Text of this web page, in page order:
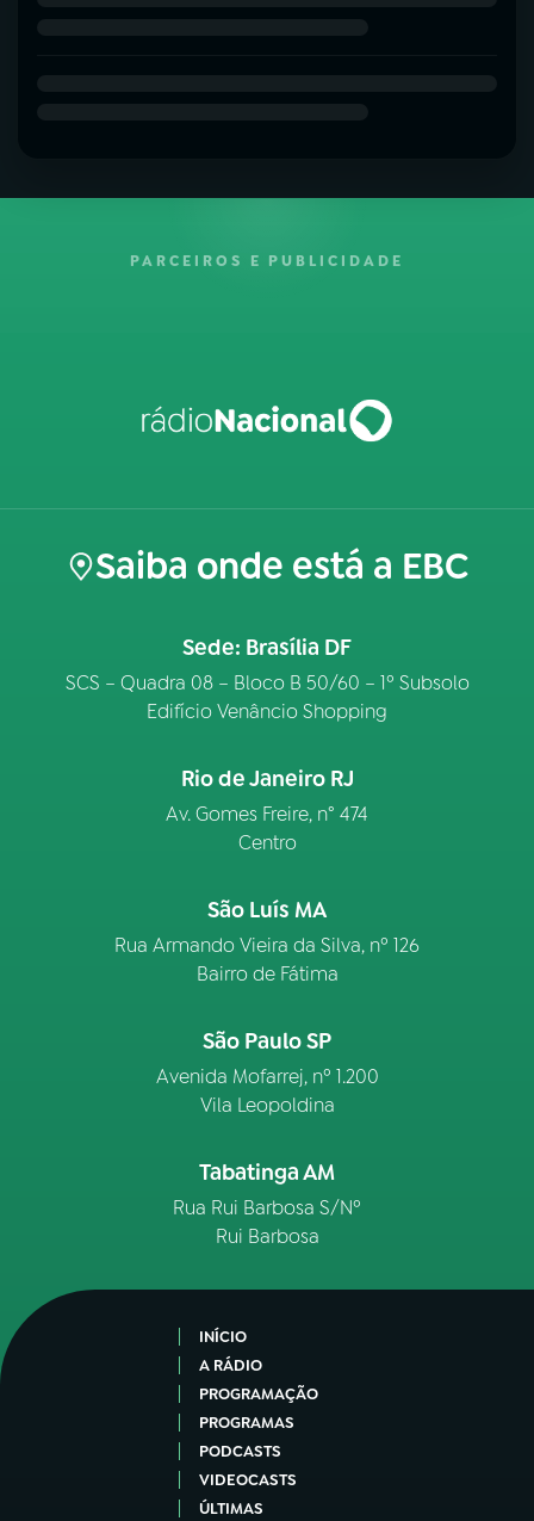
PARCEIROS E PUBLICIDADE
Saiba onde está a EBC
Sede: Brasília DF
SCS – Quadra 08 – Bloco B 50/60 – 1º Subsolo
Edifício Venâncio Shopping
Rio de Janeiro RJ
Av. Gomes Freire, n° 474
Centro
São Luís MA
Rua Armando Vieira da Silva, nº 126
Bairro de Fátima
São Paulo SP
Avenida Mofarrej, nº 1.200
Vila Leopoldina
Tabatinga AM
Rua Rui Barbosa S/Nº
Rui Barbosa
INÍCIO
A RÁDIO
PROGRAMAÇÃO
PROGRAMAS
PODCASTS
VIDEOCASTS
ÚLTIMAS